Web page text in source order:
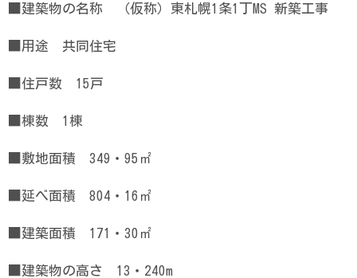
■建築物の名称 （仮称）東札幌1条1丁MS 新築工事
■用途 共同住宅
■住戸数 15戸
■棟数 1棟
■敷地面積 349・95㎡
■延べ面積 804・16㎡
■建築面積 171・30㎡
■建築物の高さ 13・240m